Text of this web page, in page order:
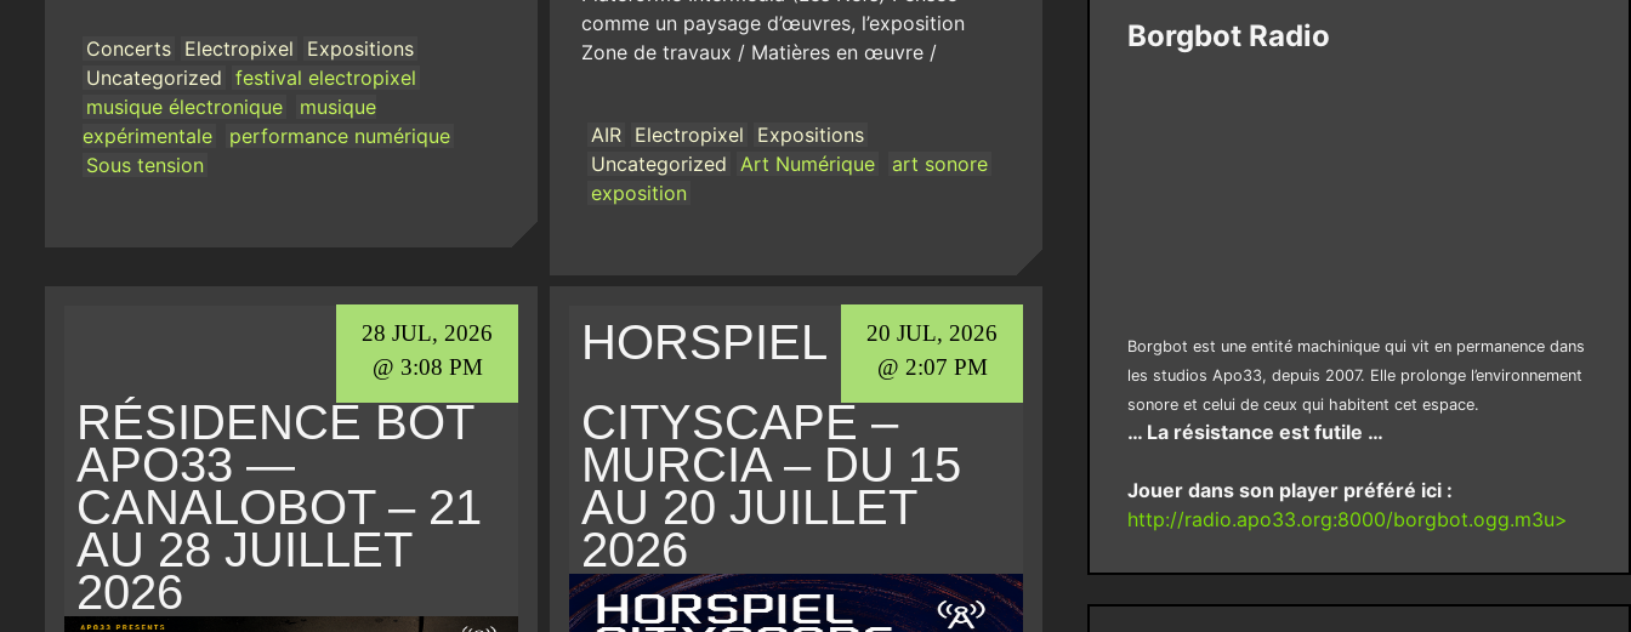
Concerts Electropixel
Expositions
Uncategorized festival electropixel
musique électronique
musique
expérimentale
performance numérique
Sous tension
comme un paysage d’œuvres, l’exposition
Zone de travaux / Matières en œuvre /
AIR Electropixel
Expositions
Uncategorized
Art Numérique
art sonore
exposition
28 JUL, 2026
@ 3:08 PM
RÉSIDENCE BOT
APO33 —
CANALOBOT – 21
AU 28 JUILLET
2026
20 JUL, 2026
@ 2:07 PM
HORSPIEL
CITYSCAPE –
MURCIA – DU 15
AU 20 JUILLET
2026
Borgbot Radio
Borgbot est une entité machinique qui vit en permanence dans
les studios Apo33, depuis 2007. Elle prolonge l’environnement
sonore et celui de ceux qui habitent cet espace.
… La résistance est futile …
Jouer dans son player préféré ici :
http://radio.apo33.org:8000/borgbot.ogg.m3u>